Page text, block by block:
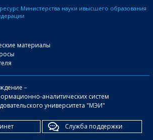
Министерства науки ивысшего образования
материалы
–
аналитических систем
университета "МЭИ"
Служба поддержки